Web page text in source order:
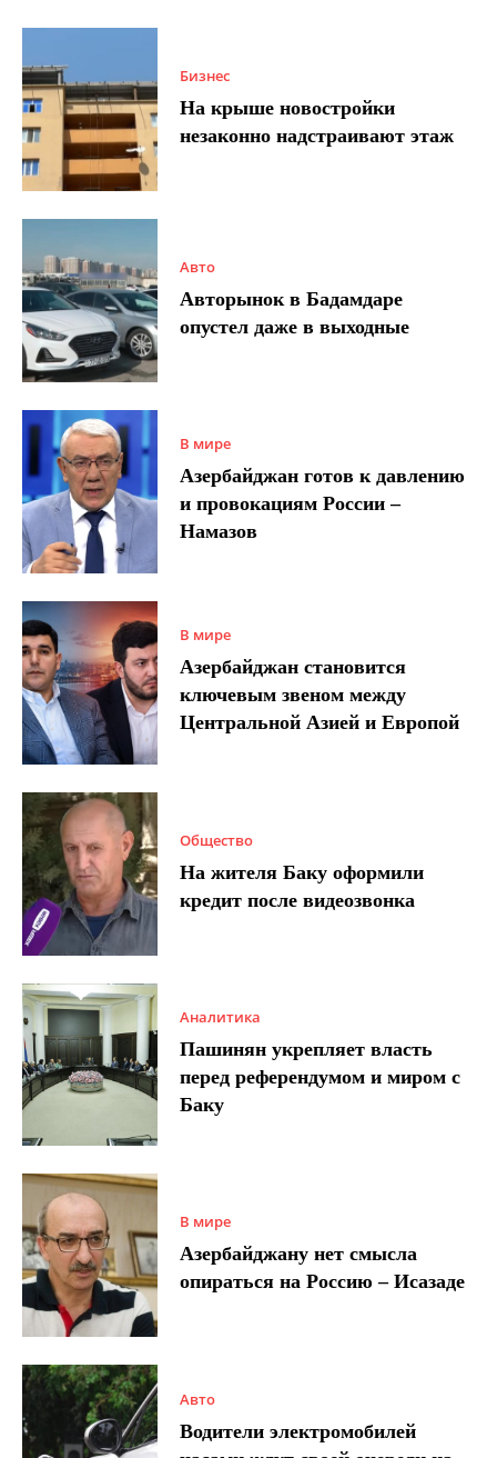
Бизнес
На крыше новостройки
незаконно надстраивают этаж
Авто
Авторынок в Бадамдаре
опустел даже в выходные
В мире
Азербайджан готов к давлению
и провокациям России –
Намазов
В мире
Азербайджан становится
ключевым звеном между
Центральной Азией и Европой
Общество
На жителя Баку оформили
кредит после видеозвонка
Аналитика
Пашинян укрепляет власть
перед референдумом и миром с
Баку
В мире
Азербайджану нет смысла
опираться на Россию – Исазаде
Авто
Водители электромобилей